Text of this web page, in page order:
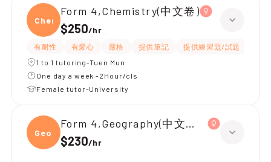
Chemi
Form 4,Chemistry(中文卷)
$250/hr
有耐性 有愛心 嚴格 提供筆記 提供練習題/試題
1 to 1 tutoring-Tuen Mun
One day a week -2Hour/cls
Female tutor-University
Geogr
Form 4,Geography(中文卷)、
$230/hr